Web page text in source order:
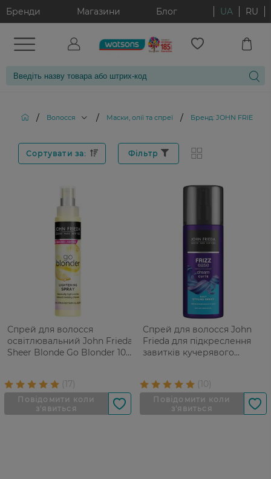
Бренди Магазини Блог UA RU
/ Волосся / Маски, олії та спреї / Бренд: JOHN FRIEDA
Сортувати за: Фільтр
Спрей для волосся
освітлювальний John Frieda
Sheer Blonde Go Blonder 100
Спрей для волосся John
Frieda для підкреслення
завитків кучерявого